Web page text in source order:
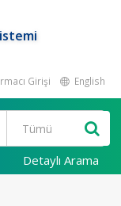
Girişi English
Detaylı Arama